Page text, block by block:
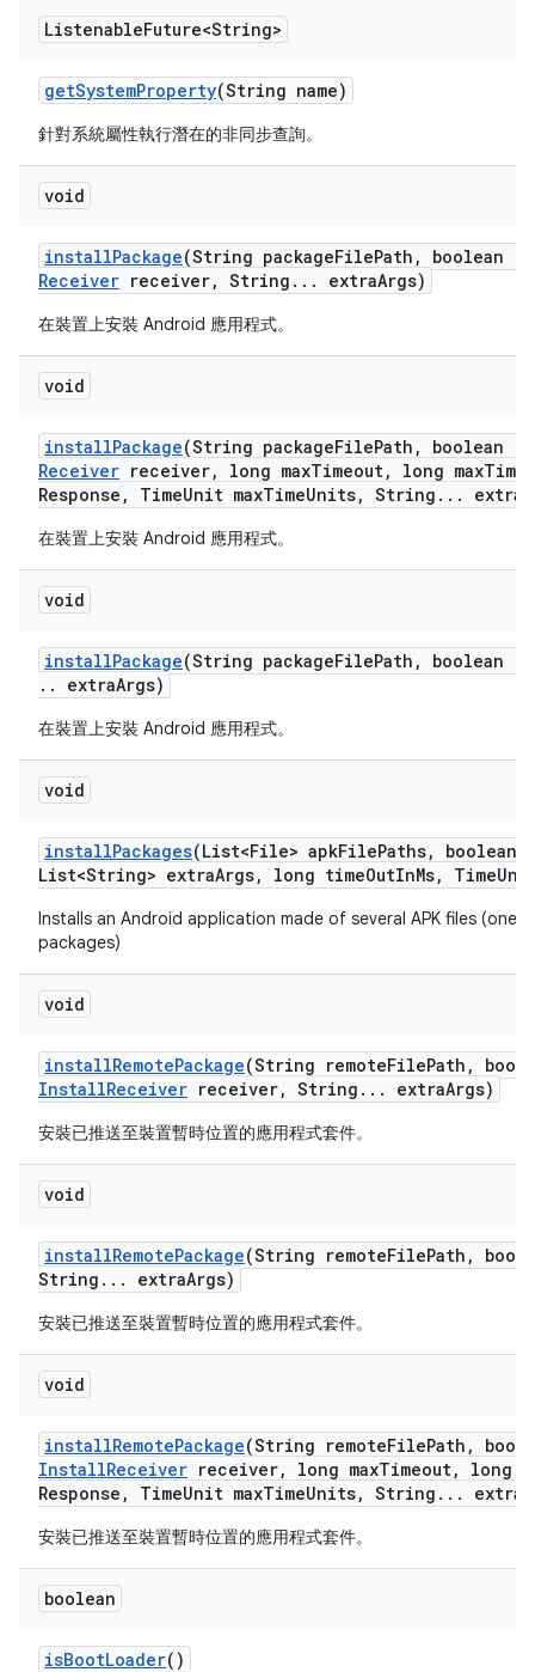
ListenableFuture<String>
getSystemProperty(String name)
針對系統屬性執行潛在的非同步查詢。
void
installPackage(String packageFilePath ,
boolean
Receiver receiver, String . . . extraArgs)
在裝置上安裝 Android 應用程式。
void
installPackage(String packageFilePath ,
boolean
Receiver receiver, long maxTimeout, long maxTime
Response , TimeUnit maxTimeUnits, String . . . extra
在裝置上安裝 Android 應用程式。
void
installPackage(String packageFilePath ,
boolean
. . extraArgs)
在裝置上安裝 Android 應用程式。
void
installPackages(List<File> apkFilePaths,
boolean
List<String> extraArgs, long timeOutInMs, Time
Installs an Android application made of several APK files (one
packages)
void
installRemotePackage(String remoteFilePath ,
InstallReceiver receiver, String . . . extraArgs)
安裝已推送至裝置暫時位置的應用程式套件。
void
installRemotePackage(String remoteFilePath ,
String . . . extraArgs)
安裝已推送至裝置暫時位置的應用程式套件。
void
installRemotePackage(String remoteFilePath ,
InstallReceiver receiver, long maxTimeout,
long
Response , TimeUnit maxTimeUnits, String . . . extra
安裝已推送至裝置暫時位置的應用程式套件。
boolean
isBootLoader()